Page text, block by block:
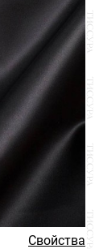
Свойства